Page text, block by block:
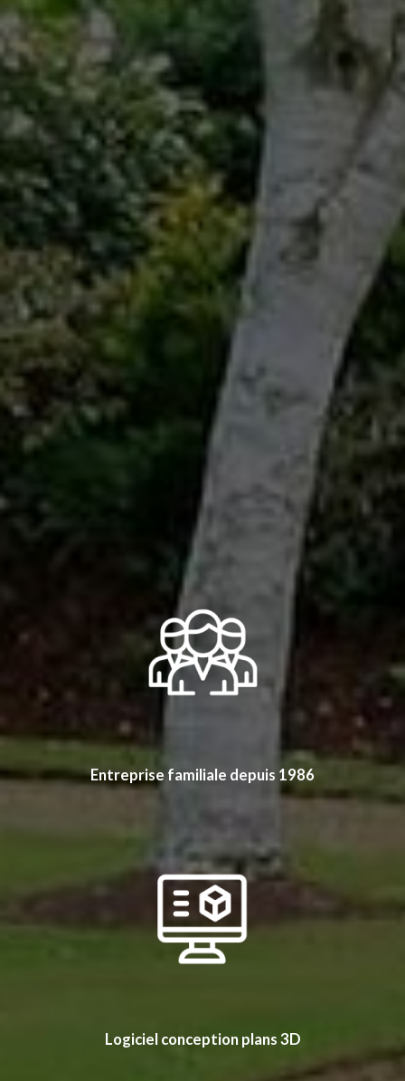
Entreprise familiale depuis 1986
Logiciel conception plans 3D